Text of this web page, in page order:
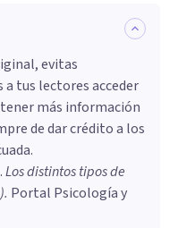
evitas
tus lectores acceder
más información
de dar crédito a los
Los distintos tipos de
. Portal Psicología y